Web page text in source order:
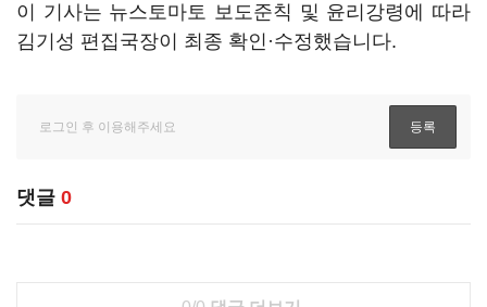
이 기사는 뉴스토마토 보도준칙 및 윤리강령에 따라
김기성 편집국장이 최종 확인·수정했습니다.
댓글 0